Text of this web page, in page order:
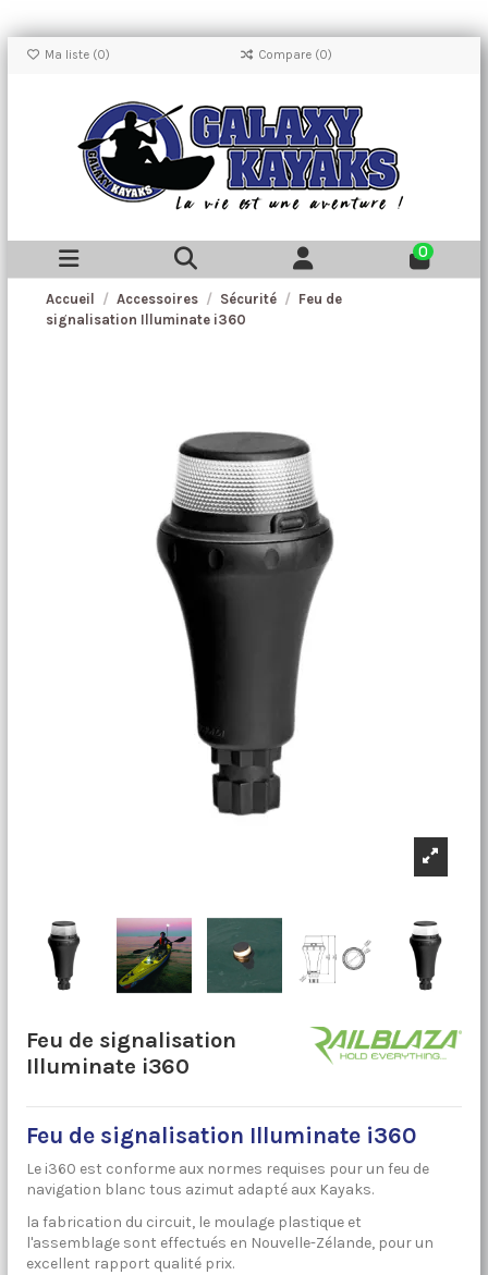
Ma liste (0) Compare (0)
0
Accueil Accessoires Sécurité
Feu de
signalisation Illuminate i360
Feu de signalisation
Illuminate i360
Feu de signalisation Illuminate i360
Le i360 est conforme aux normes requises pour un feu de
navigation blanc tous azimut adapté aux Kayaks.
la fabrication du circuit, le moulage plastique et
l'assemblage sont effectués en Nouvelle-Zélande, pour un
excellent rapport qualité prix.